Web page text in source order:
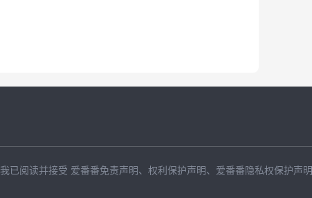
我已阅读并接受 爱番番免责声明 、 权利保护声明 、 爱番番隐私权保护声明